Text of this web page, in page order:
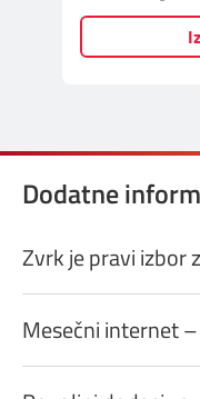
Prilagođeno tebi
Dodatne
Zvrk je pravi izbor
Mesečni internet